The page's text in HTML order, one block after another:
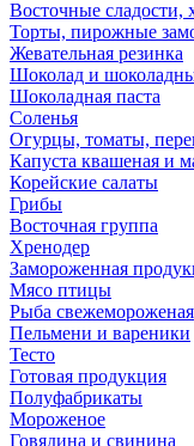
Восточные сладости,
Торты, пирожные
Жевательная резинка
Шоколад и
Шоколадная паста
Соленья
Огурцы, томаты,
Капуста квашеная и
Корейские салаты
Грибы
Восточная группа
Хренодер
Замороженная
Мясо птицы
Рыба свежемороженая
Пельмени и вареники
Тесто
Готовая продукция
Полуфабрикаты
Мороженое
Говядина и свинина